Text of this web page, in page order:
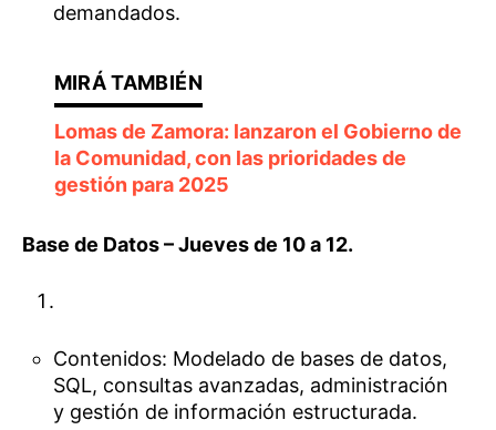
demandados.
Lomas de Zamora: lanzaron el Gobierno de
la Comunidad, con las prioridades de
gestión para 2025
Base de Datos – Jueves de 10 a 12.
Contenidos: Modelado de bases de datos,
SQL, consultas avanzadas, administración
y gestión de información estructurada.